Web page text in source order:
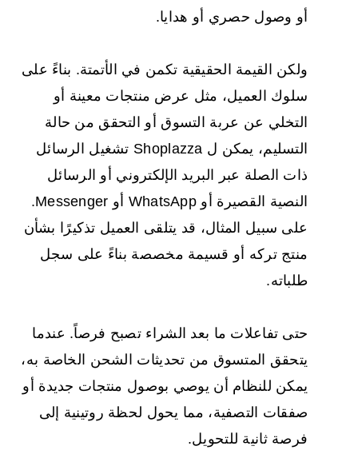
أو وصول حصري أو هدايا.
ولكن القيمة الحقيقية تكمن في الأتمتة. بناءً على
سلوك العميل، مثل عرض منتجات معينة أو
التخلي عن عربة التسوق أو التحقق من حالة
التسليم، يمكن ل Shoplazza تشغيل الرسائل
ذات الصلة عبر البريد الإلكتروني أو الرسائل
النصية القصيرة أو WhatsApp أو Messenger.
على سبيل المثال، قد يتلقى العميل تذكيرًا بشأن
منتج تركه أو قسيمة مخصصة بناءً على سجل
طلباته.
حتى تفاعلات ما بعد الشراء تصبح فرصاً. عندما
يتحقق المتسوق من تحديثات الشحن الخاصة به،
يمكن للنظام أن يوصي بوصول منتجات جديدة أو
صفقات التصفية، مما يحول لحظة روتينية إلى
فرصة ثانية للتحويل.